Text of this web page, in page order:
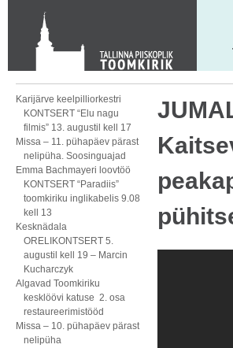
KONTAKT
Toom-Kooli 6, 10130 TALLINN
tallinna.toom@eelk.ee
Karijärve keelpilliorkestri
KONTSERT “Elu nagu
filmis” 13. augustil kell 17
Missa – 11. pühapäev pärast
nelipüha. Soosinguajad
Emma Bachmayeri loovtöö
KONTSERT “Paradiis”
toomkiriku inglikabelis 9.08
kell 13
Kesknädala
ORELIKONTSERT 5.
augustil kell 19 – Marcin
Kucharczyk
Algavad Toomkiriku
kesklöövi katuse 2. osa
restaureerimistööd
Missa – 10. pühapäev pärast
nelipüha